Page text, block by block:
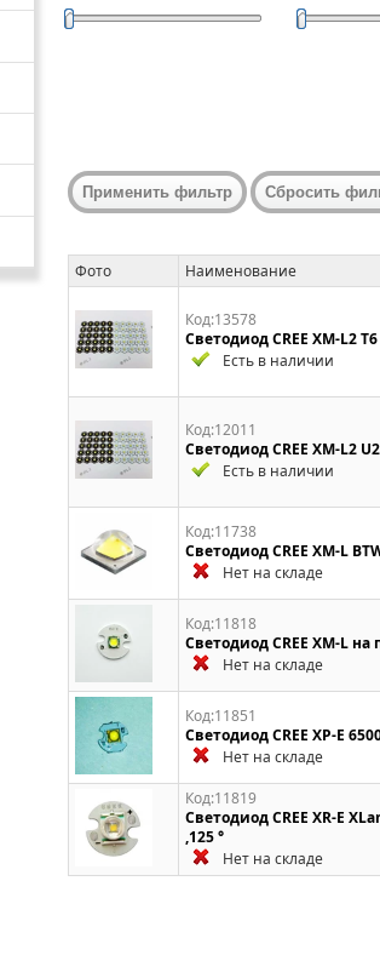
Фото Наименование
Код:13578
Светодиод CREE XM-L2
Есть в наличии
Код:12011
Светодиод CREE XM-L2
Есть в наличии
Код:11738
Светодиод CREE XM-L
Нет на складе
Код:11818
Светодиод CREE XM-L
Нет на складе
Код:11851
Светодиод CREE XP-E
Нет на складе
Код:11819
Светодиод CREE XR-E
,125 °
Нет на складе